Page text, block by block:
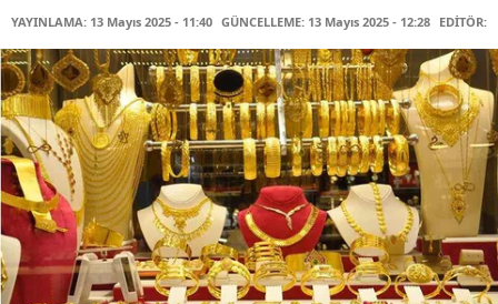
YAYINLAMA: 13 Mayıs 2025 - 11:40 GÜNCELLEME: 13 Mayıs 2025 - 12:28 EDİTÖR: